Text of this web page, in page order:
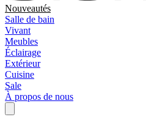
Nouveautés
Salle de bain
Vivant
Meubles
Éclairage
Extérieur
Cuisine
Sale
À propos de nous